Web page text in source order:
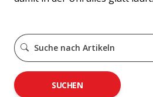
SUCHEN